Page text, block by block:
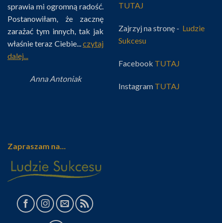
sprawia mi ogromną radość.
Postanowiłam, że zacznę
zarażać tym innych, tak jak
właśnie teraz Ciebie...czytaj
dalej...
Anna Antoniak
TUTAJ
Zajrzyj na stronę - Ludzie
Sukcesu
Facebook TUTAJ
Instagram TUTAJ
Zapraszam na...